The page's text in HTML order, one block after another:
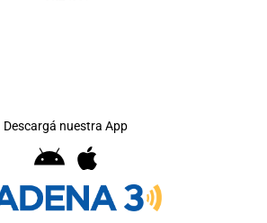
Descargá nuestra App